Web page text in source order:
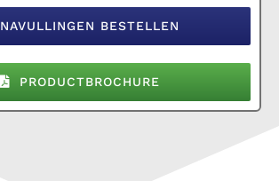
NAVULLINGEN BESTELLEN
PRODUCTBROCHURE